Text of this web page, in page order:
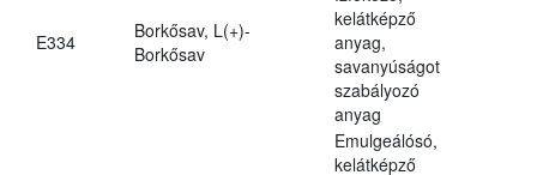
E334
Borkősav, L(+)-
Borkősav
kelátképző
anyag,
savanyúságot
szabályozó
anyag
Emulgeálósó,
kelátképző